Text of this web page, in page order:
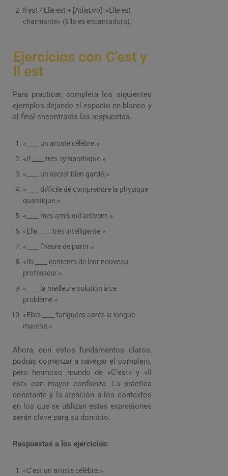
Il est / Elle est + [Adjetivo]: «Elle est
charmante» (Ella es encantadora).
Ejercicios con C'est y
Il est
Para practicar, completa los siguientes
ejemplos dejando el espacio en blanco y
al final encontrarás las respuestas.
«____ un artiste célèbre.»
«Il ____ très sympathique.»
«____ un secret bien gardé.»
«____ difficile de comprendre la physique
quantique.»
«____ mes amis qui arrivent.»
«Elle ____ très intelligente.»
«____ l’heure de partir.»
«Ils ____ contents de leur nouveau
professeur.»
«____ la meilleure solution à ce
problème.»
«Elles ____ fatiguées après la longue
marche.»
Ahora, con estos fundamentos claros,
podrás comenzar a navegar el complejo,
pero hermoso mundo de «C’est» y «Il
est» con mayor confianza. La práctica
constante y la atención a los contextos
en los que se utilizan estas expresiones
serán clave para su dominio.
Respuestas a los ejercicios:
«C’est un artiste célèbre.»